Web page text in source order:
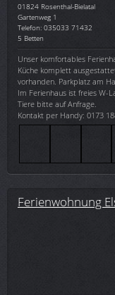
01824 Rosenthal-Bielatal
Gartenweg 1
Telefon: 035033 71432
5 Betten
Unser komfortables
Küche komplett
vorhanden. Parkplatz am
Im Ferienhaus ist freies W-
Tiere bitte auf Anfrage.
Kontakt per Handy: 0173
Ferienwohnung